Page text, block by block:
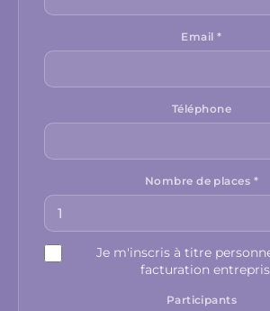
Email *
Téléphone
Nombre de places *
Je m'inscris à titre
facturation
Participants